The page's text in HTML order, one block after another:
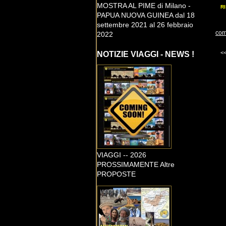
<<
MOSTRA AL PIME di Milano -
PAPUA NUOVA GUINEA dal 18
settembre 2021 al 26 febbraio
2022
NOTIZIE VIAGGI - NEWS !
VIAGGI -- 2026
PROSSIMAMENTE Altre
PROPOSTE